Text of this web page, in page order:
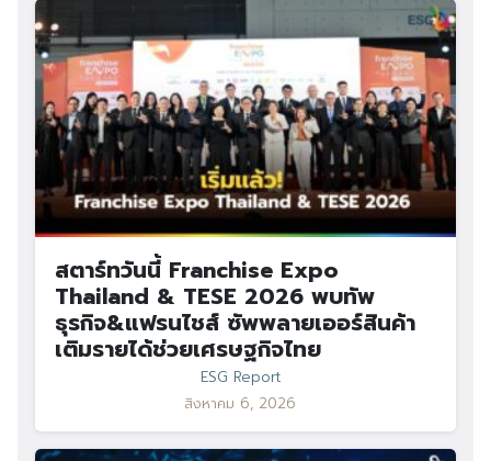
สตาร์ทวันนี้ Franchise Expo
Thailand & TESE 2026 พบทัพ
ธุรกิจ&แฟรนไชส์ ซัพพลายเออร์สินค้า
เติมรายได้ช่วยเศรษฐกิจไทย
ESG Report
สิงหาคม 6, 2026